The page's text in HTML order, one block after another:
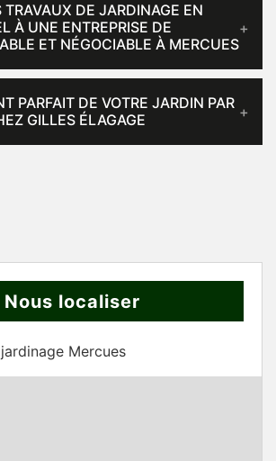
TRAVAUX DE JARDINAGE EN
À UNE ENTREPRISE DE
ET NÉGOCIABLE À MERCUES
PARFAIT DE VOTRE JARDIN PAR
GILLES ÉLAGAGE
Nous localiser
Mercues